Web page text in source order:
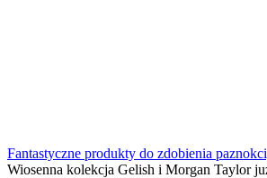
Fantastyczne produkty do zdobienia
Wiosenna kolekcja Gelish i Morgan Taylor